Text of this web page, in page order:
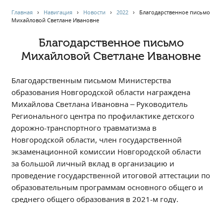
НАВИГАЦИЯ
Главная
Профессионалитет
Опрос по качеству образования
Новости
Наблюдательный совет
Информация
Независимая оценка качества
Профориентация
Контакты
Региональный центр по профилактике ДДТТ
Главная › Навигация › Новости ›2022 › Благодарственное письмо
Михайловой Светлане Ивановне
Благодарственное письмо
Михайловой Светлане Ивановне
Благодарственным письмом Министерства
образования Новгородской области награждена
Михайлова Светлана Ивановна – Руководитель
Регионального центра по профилактике детского
дорожно-транспортного травматизма в
Новгородской области, член государственной
экзаменационной комиссии Новгородской области
за большой личный вклад в организацию и
проведение государственной итоговой аттестации по
образовательным программам основного общего и
среднего общего образования в 2021-м году.